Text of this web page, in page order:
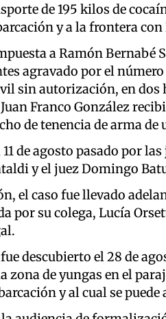
de 195 kilos de
y a la frontera
a Ramón Bernabé
agravado por el
sin autorización, en
Franco González
de tenencia de arma
de agosto pasado por
y el juez Domingo
el caso fue llevado
por su colega, Lucía
descubierto el 28 de
zona de yungas en el
y al cual se